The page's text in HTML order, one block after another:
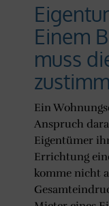
Einem
muss
Ein
Anspruch
Eigentümer
Errichtung
komme nicht